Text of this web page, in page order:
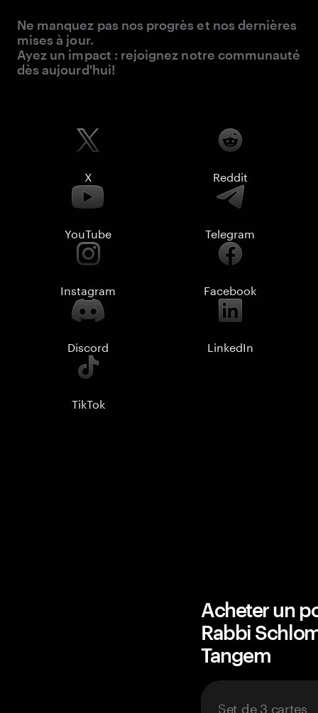
Ne manquez pas nos progrès et nos dernières
mises à jour.
Ayez un impact : rejoignez notre communauté
dès aujourd'hui!
X Reddit
YouTube Telegram
Instagram Facebook
Discord LinkedIn
TikTok
Acheter un
Rabbi
Tangem
Set de 3 cartes